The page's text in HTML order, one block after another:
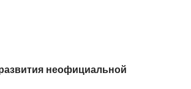
неофициальной